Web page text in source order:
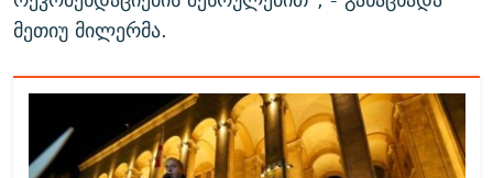
მეთიუ მილერმა.